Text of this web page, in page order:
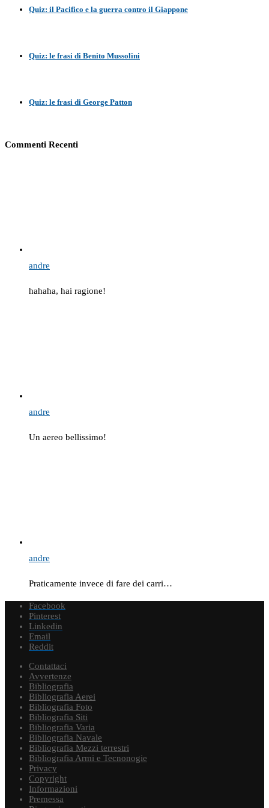
Quiz: il Pacifico e la guerra contro il Giappone
Quiz: le frasi di Benito Mussolini
Quiz: le frasi di George Patton
Commenti Recenti
andre
hahaha, hai ragione!
andre
Un aereo bellissimo!
andre
Praticamente invece di fare dei carri…
Facebook
Pinterest
Linkedin
Email
Reddit
Contattaci
Avvertenze
Bibliografia
Bibliografia Aerei
Bibliografia Foto
Bibliografia Siti
Bibliografia Varia
Bibliografia Navale
Bibliografia Mezzi terrestri
Bibliografia Armi e Tecnonogie
Privacy
Copyright
Informazioni
Premessa